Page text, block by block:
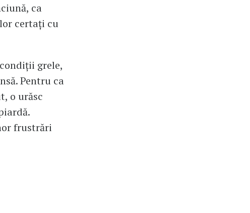
ca
certați cu
grele,
Pentru ca
o urăsc
frustrări